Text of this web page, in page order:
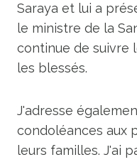
Saraya et lui a
le ministre de la
continue de suivre
les blessés.
J'adresse
condoléances aux
leurs familles. J'ai